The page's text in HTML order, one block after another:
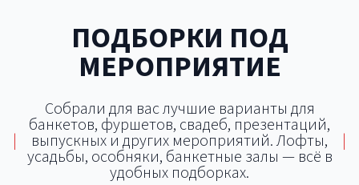
ПОДБОРКИ ПОД
МЕРОПРИЯТИЕ
|
Собрали для вас лучшие варианты для
банкетов, фуршетов, свадеб, презентаций,
выпускных и других мероприятий. Лофты,
усадьбы, особняки, банкетные залы — всё в
удобных подборках.
|